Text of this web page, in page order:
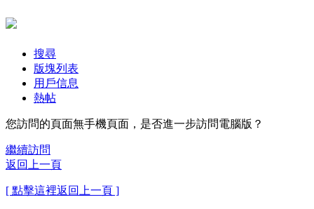
搜尋
版塊列表
用戶信息
熱帖
您訪問的頁面無手機頁面，是否進一步訪問電腦版？
繼續訪問
返回上一頁
[ 點擊這裡返回上一頁 ]